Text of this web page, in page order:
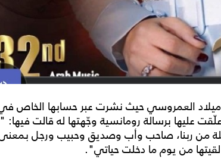
العمروسي حيث نشرت عبر حسابها الخاص
عليها برسالة رومانسية وجّهتها له قالت
من ربنا، صاحب وأب وصديق وحبيب ورجل
من يوم ما دخلت حياتي".